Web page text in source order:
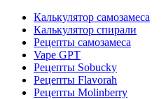
Калькулятор самозамеса
Калькулятор спирали
Рецепты самозамеса
Vape GPT
Рецепты Sobucky
Рецепты Flavorah
Рецепты Molinberry